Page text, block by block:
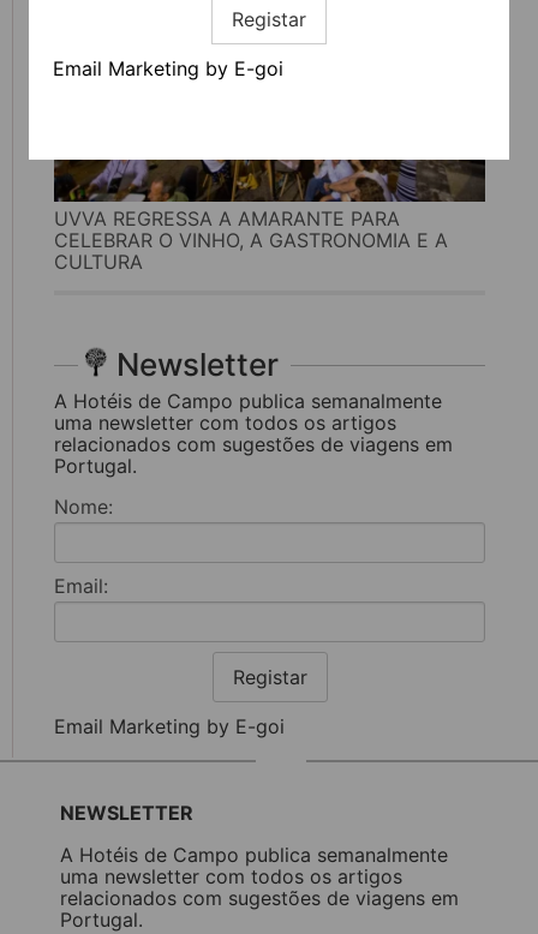
Registar
Email Marketing by E-goi
UVVA REGRESSA A AMARANTE PARA
CELEBRAR O VINHO, A GASTRONOMIA E A
CULTURA
Newsletter
A Hotéis de Campo publica semanalmente
uma newsletter com todos os artigos
relacionados com sugestões de viagens em
Portugal.
Nome:
Email:
Registar
Email Marketing by E-goi
NEWSLETTER
A Hotéis de Campo publica semanalmente
uma newsletter com todos os artigos
relacionados com sugestões de viagens em
Portugal.